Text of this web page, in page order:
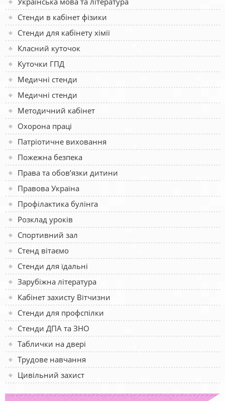
Стенди в кабінет фізики
Стенди для кабінету хімії
Класний куточок
Куточки ГПД
Медичні стенди
Медичні стенди
Методичний кабінет
Охорона праці
Патріотичне виховання
Пожежна безпека
Права та обов’язки дитини
Правова Україна
Профілактика булінга
Розклад уроків
Спортивний зал
Стенд вітаємо
Стенди для їдальні
Зарубіжна література
Кабінет захисту Вітчизни
Стенди для профспілки
Стенди ДПА та ЗНО
Таблички на двері
Трудове навчання
Цивільний захист